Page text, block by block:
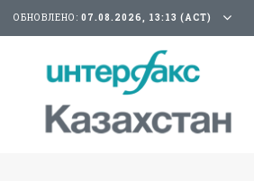
ОБНОВЛЕНО: 07.08.2026, 13:13 (АСТ)